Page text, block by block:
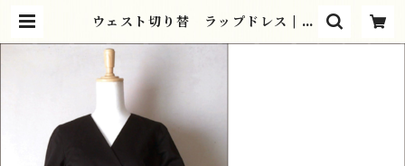
ウェスト切り替 ラップドレス | B